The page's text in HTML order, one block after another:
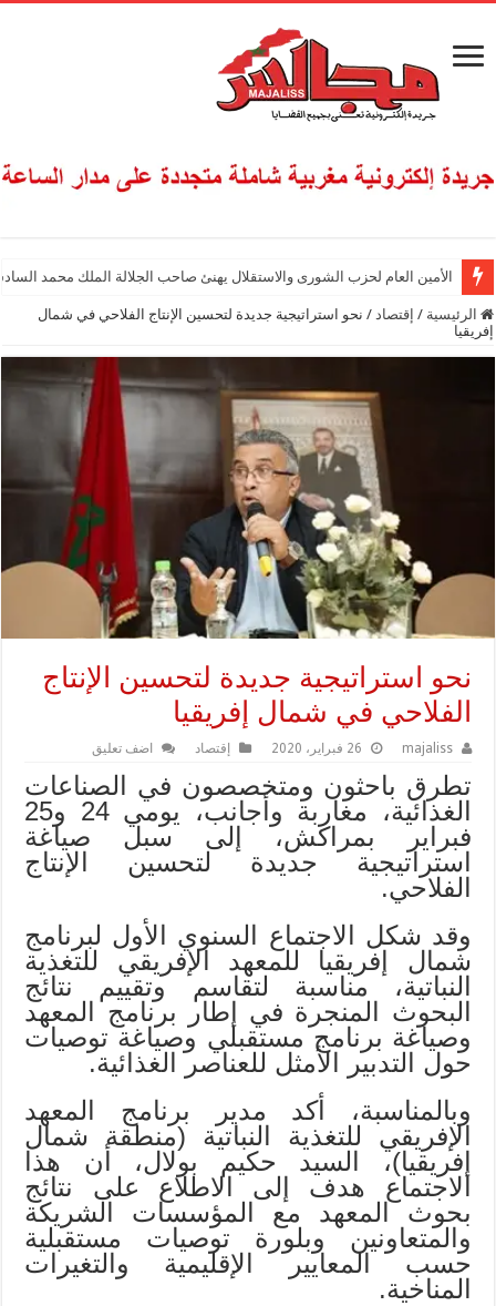
الأمين العام لحزب الشورى والاستقلال يهنئ صاحب الجلالة الملك محمد
الرئيسية / إقتصاد / نحو استراتيجية جديدة لتحسين الإنتاج الفلاحي في شمال
إفريقيا
نحو استراتيجية جديدة لتحسين الإنتاج
الفلاحي في شمال إفريقيا
majaliss 26 فبراير، 2020 إقتصاد اضف تعليق
تطرق باحثون ومتخصصون في الصناعات
الغذائية، مغاربة وأجانب، يومي 24 و25
فبراير بمراكش، إلى سبل صياغة
استراتيجية جديدة لتحسين الإنتاج
الفلاحي.
وقد شكل الاجتماع السنوي الأول لبرنامج
شمال إفريقيا للمعهد الإفريقي للتغذية
النباتية، مناسبة لتقاسم وتقييم نتائج
البحوث المنجرة في إطار برنامج المعهد
وصياغة برنامج مستقبلي وصياغة توصيات
حول التدبير الأمثل للعناصر الغذائية.
وبالمناسبة، أكد مدير برنامج المعهد
الإفريقي للتغذية النباتية (منطقة شمال
إفريقيا)، السيد حكيم بولال، أن هذا
الاجتماع هدف إلى الاطلاع على نتائج
بحوث المعهد مع المؤسسات الشريكة
والمتعاونين وبلورة توصيات مستقبلية
حسب المعايير الإقليمية والتغيرات
المناخية.